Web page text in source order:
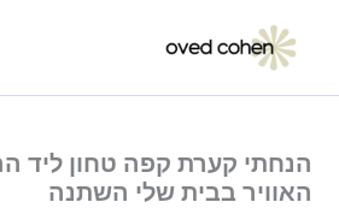
הנחתי קערת קפה טחון ליד
האוויר בבית שלי השתנה